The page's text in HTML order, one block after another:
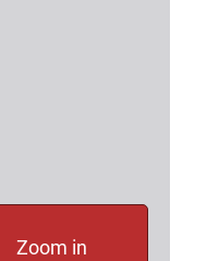
Zoom in